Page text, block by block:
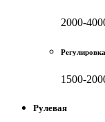
2000-
1500-
Рулевая